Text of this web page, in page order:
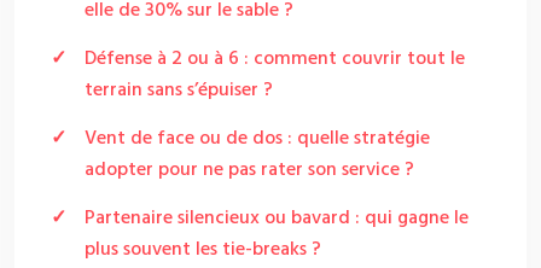
elle de 30% sur le sable ?
Défense à 2 ou à 6 : comment couvrir tout le
terrain sans s’épuiser ?
Vent de face ou de dos : quelle stratégie
adopter pour ne pas rater son service ?
Partenaire silencieux ou bavard : qui gagne le
plus souvent les tie-breaks ?